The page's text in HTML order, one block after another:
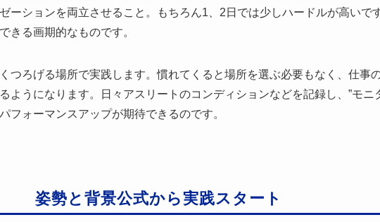
ーションを両立させること。もちろん1、2日では少しハードルが高いで
きる画期的なものです。
つろげる場所で実践します。慣れてくると場所を選ぶ必要もなく、仕事
ようになります。日々アスリートのコンディションなどを記録し、”モニ
フォーマンスアップが期待できるのです。
姿勢と背景公式から実践スタート